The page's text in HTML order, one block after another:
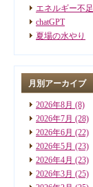
エネルギー不足
chatGPT
夏場の水やり
月別アーカイブ
2026年8月 (8)
2026年7月 (28)
2026年6月 (22)
2026年5月 (23)
2026年4月 (23)
2026年3月 (25)